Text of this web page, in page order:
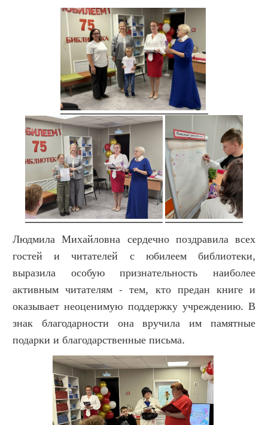
Людмила Михайловна сердечно поздравила всех
гостей и читателей с юбилеем библиотеки,
выразила особую признательность наиболее
активным читателям - тем, кто предан книге и
оказывает неоценимую поддержку учреждению. В
знак благодарности она вручила им памятные
подарки и благодарственные письма.